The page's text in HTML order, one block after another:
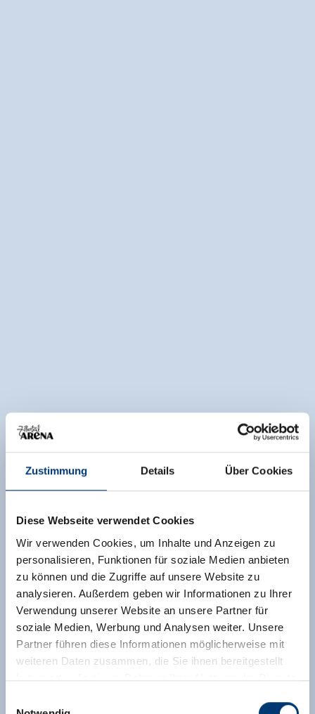
Zustimmung Details Über Cookies
Diese Webseite verwendet Cookies
Wir verwenden Cookies, um Inhalte und Anzeigen zu
personalisieren, Funktionen für soziale Medien anbieten
zu können und die Zugriffe auf unsere Website zu
analysieren. Außerdem geben wir Informationen zu Ihrer
Verwendung unserer Website an unsere Partner für
soziale Medien, Werbung und Analysen weiter. Unsere
Partner führen diese Informationen möglicherweise mit
weiteren Daten zusammen, die Sie ihnen bereitgestellt
haben oder die sie im Rahmen Ihrer Nutzung der Dienste